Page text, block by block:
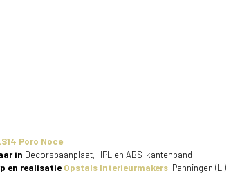
Poro Noce
in Decorspaanplaat, HPL en ABS-kantenband
en realisatie Opstals Interieurmakers, Panningen (LI)